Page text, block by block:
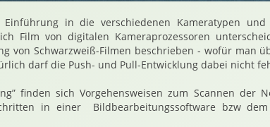
in die verschiedenen Kameratypen und
Film von digitalen Kameraprozessoren
von Schwarzweiß-Filmen beschrieben - wofür man
darf die Push- und Pull-Entwicklung dabei nicht
finden sich Vorgehensweisen zum Scannen der
in einer Bildbearbeitungssoftware bzw